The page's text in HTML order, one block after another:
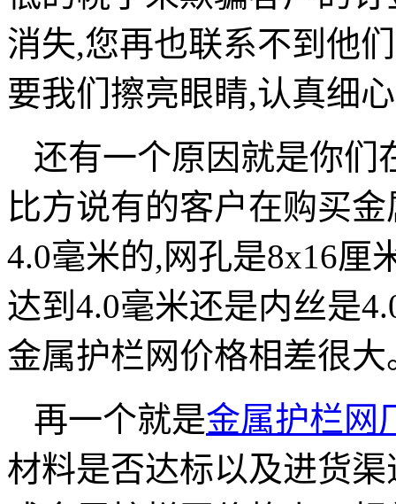
消失,您再也联系不到他
要我们擦亮眼睛,认真细
还有一个原因就是你们
比方说有的客户在购买
4.0毫米的,网孔是8x16厘
达到4.0毫米还是内丝是
金属护栏网价格相差很大
再一个就是金属护栏网
材料是否达标以及进货